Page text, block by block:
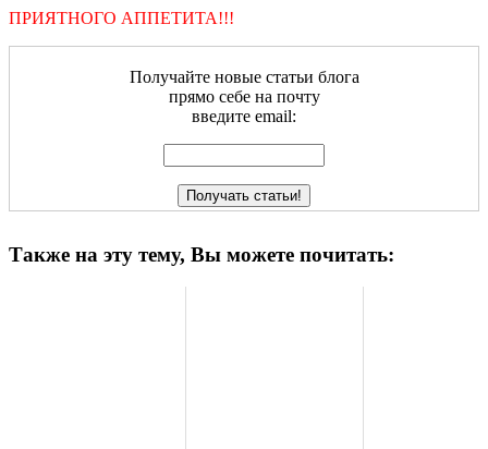
ПРИЯТНОГО АППЕТИТА!!!
Получайте новые статьи блога
прямо себе на почту
введите email:
Также на эту тему, Вы можете почитать: